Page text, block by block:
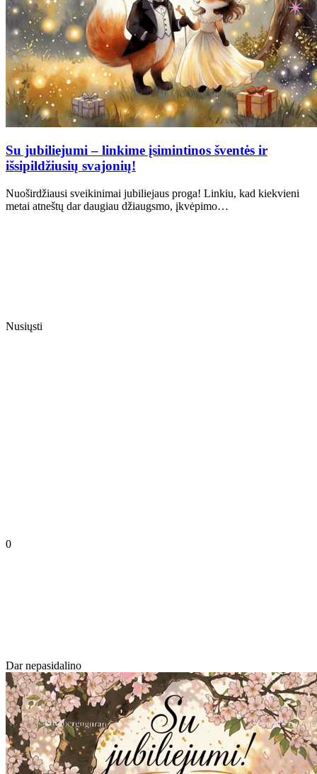
Su jubiliejumi – linkime įsimintinos šventės ir
išsipildžiusių svajonių!
Nuoširdžiausi sveikinimai jubiliejaus proga! Linkiu, kad kiekvieni
metai atneštų dar daugiau džiaugsmo, įkvėpimo…
Nusiųsti
0
Dar nepasidalino